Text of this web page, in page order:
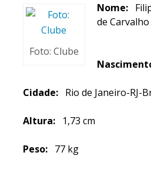
Foto: Clube
Nome:
de
Cidade: Rio de Janeiro-
Altura: 1,73 cm
Peso: 77 kg